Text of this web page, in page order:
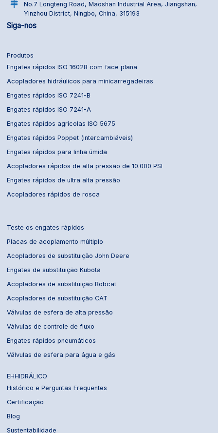
No.7 Longteng Road, Maoshan Industrial Area, Jiangshan,
Yinzhou District, Ningbo, China, 315193
Siga-nos
Produtos
Engates rápidos ISO 16028 com face plana
Acopladores hidráulicos para minicarregadeiras
Engates rápidos ISO 7241-B
Engates rápidos ISO 7241-A
Engates rápidos agrícolas ISO 5675
Engates rápidos Poppet (intercambiáveis)
Engates rápidos para linha úmida
Acopladores rápidos de alta pressão de 10.000 PSI
Engates rápidos de ultra alta pressão
Acopladores rápidos de rosca
Teste os engates rápidos
Placas de acoplamento múltiplo
Acopladores de substituição John Deere
Engates de substituição Kubota
Acopladores de substituição Bobcat
Acopladores de substituição CAT
Válvulas de esfera de alta pressão
Válvulas de controle de fluxo
Engates rápidos pneumáticos
Válvulas de esfera para água e gás
EHHIDRÁLICO
Histórico e Perguntas Frequentes
Certificação
Blog
Sustentabilidade